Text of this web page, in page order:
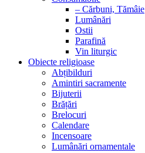
– Cărbuni, Tămâie
Lumânări
Ostii
Parafină
Vin liturgic
Obiecte religioase
Abțibilduri
Amintiri sacramente
Bijuterii
Brățări
Brelocuri
Calendare
Incensoare
Lumânări ornamentale